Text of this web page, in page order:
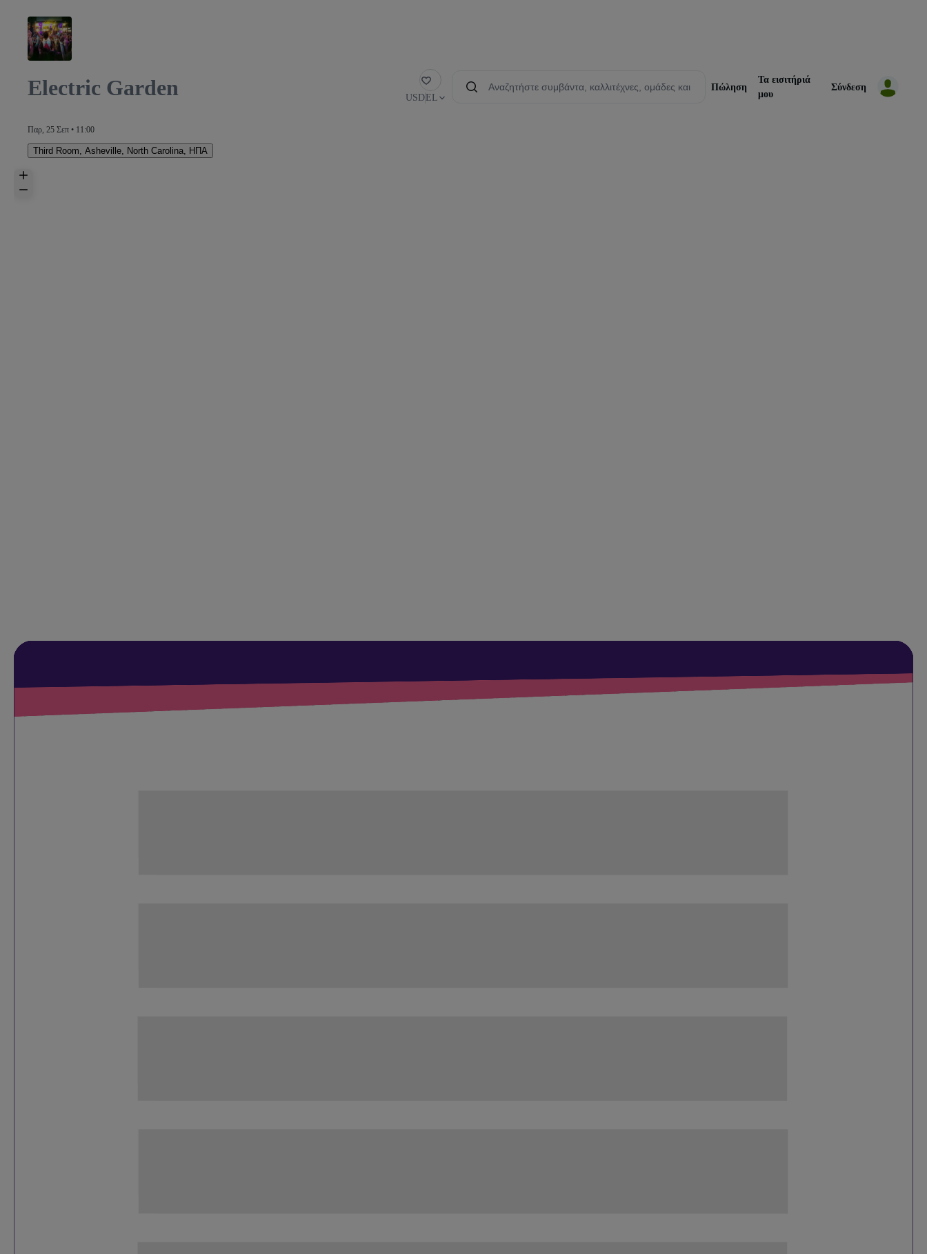
Electric Garden
Παρ, 25 Σεπ • 11:00
Third Room Asheville, North Carolina, ΗΠΑ
USD EL
Πώληση
Τα εισιτήριά
μου
Σύνδεση